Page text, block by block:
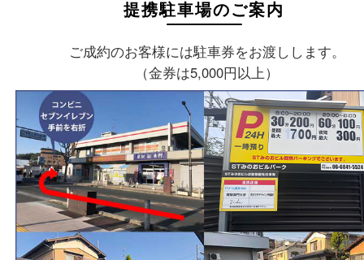
買取大吉 箕面店
〒562-0003
大阪府箕面市西小路3丁目16番3
ST箕面ビルB号室
フリーダイヤル
0120-177-397